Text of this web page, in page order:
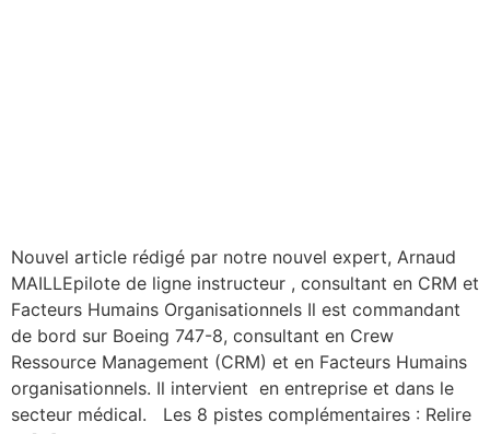
Nouvel article rédigé par notre nouvel expert, Arnaud
MAILLEpilote de ligne instructeur , consultant en CRM et
Facteurs Humains Organisationnels Il est commandant
de bord sur Boeing 747-8, consultant en Crew
Ressource Management (CRM) et en Facteurs Humains
organisationnels. Il intervient en entreprise et dans le
secteur médical. Les 8 pistes complémentaires : Relire